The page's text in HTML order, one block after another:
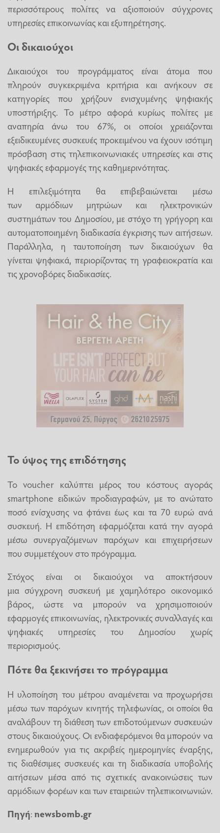
περισσότερους πολίτες να αξιοποιούν σύγχρονες
υπηρεσίες επικοινωνίας και εξυπηρέτησης.
Οι δικαιούχοι
Δικαιούχοι του προγράμματος είναι άτομα που
πληρούν συγκεκριμένα κριτήρια και ανήκουν σε
κατηγορίες που χρήζουν ενισχυμένης ψηφιακής
υποστήριξης. Το μέτρο αφορά κυρίως πολίτες με
αναπηρία άνω του 67%, οι οποίοι χρειάζονται
εξειδικευμένες συσκευές προκειμένου να έχουν ισότιμη
πρόσβαση στις τηλεπικοινωνιακές υπηρεσίες και στις
ψηφιακές εφαρμογές της καθημερινότητας.
Η επιλεξιμότητα θα επιβεβαιώνεται μέσω
των αρμόδιων μητρώων και ηλεκτρονικών
συστημάτων του Δημοσίου, με στόχο τη γρήγορη και
αυτοματοποιημένη διαδικασία έγκρισης των αιτήσεων.
Παράλληλα, η ταυτοποίηση των δικαιούχων θα
γίνεται ψηφιακά, περιορίζοντας τη γραφειοκρατία και
τις χρονοβόρες διαδικασίες.
Το ύψος της επιδότησης
Το voucher καλύπτει μέρος του κόστους αγοράς
smartphone ειδικών προδιαγραφών, με το ανώτατο
ποσό ενίσχυσης να φτάνει έως και τα 70 ευρώ ανά
συσκευή. Η επιδότηση εφαρμόζεται κατά την αγορά
μέσω συνεργαζόμενων παρόχων και επιχειρήσεων
που συμμετέχουν στο πρόγραμμα.
Στόχος είναι οι δικαιούχοι να αποκτήσουν
μια σύγχρονη συσκευή με χαμηλότερο οικονομικό
βάρος, ώστε να μπορούν να χρησιμοποιούν
εφαρμογές επικοινωνίας, ηλεκτρονικές συναλλαγές και
ψηφιακές υπηρεσίες του Δημοσίου χωρίς
περιορισμούς.
Πότε θα ξεκινήσει το πρόγραμμα
Η υλοποίηση του μέτρου αναμένεται να προχωρήσει
μέσω των παρόχων κινητής τηλεφωνίας, οι οποίοι θα
αναλάβουν τη διάθεση των επιδοτούμενων συσκευών
στους δικαιούχους. Οι ενδιαφερόμενοι θα μπορούν να
ενημερωθούν για τις ακριβείς ημερομηνίες έναρξης,
τις διαθέσιμες συσκευές και τη διαδικασία υποβολής
αιτήσεων μέσα από τις σχετικές ανακοινώσεις των
αρμόδιων φορέων και των εταιρειών τηλεπικοινωνιών.
Πηγή:newsbomb.gr